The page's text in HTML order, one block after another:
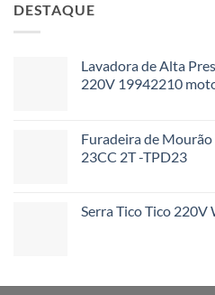
DESTAQUE
Lavadora de Alta
220V 19942210
Furadeira de Mourão
23CC 2T -TPD23
Serra Tico Tico 220V